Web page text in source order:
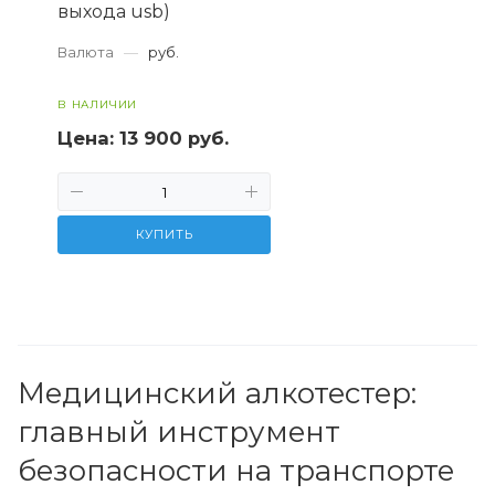
выхода usb)
Валюта — руб.
В НАЛИЧИИ
Цена: 13 900 руб.
КУПИТЬ
Медицинский алкотестер:
главный инструмент
безопасности на транспорте